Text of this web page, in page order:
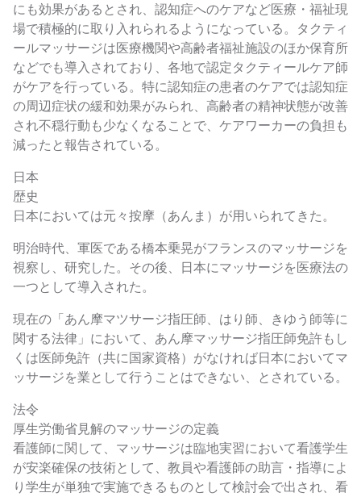
にも効果があるとされ、認知症へのケアなど医療・福祉現
場で積極的に取り入れられるようになっている。タクティ
ールマッサージは医療機関や高齢者福祉施設のほか保育所
などでも導入されており、各地で認定タクティールケア師
がケアを行っている。特に認知症の患者のケアでは認知症
の周辺症状の緩和効果がみられ、高齢者の精神状態が改善
され不穏行動も少なくなることで、ケアワーカーの負担も
減ったと報告されている。
日本
歴史
日本においては元々按摩（あんま）が用いられてきた。
明治時代、軍医である橋本乗晃がフランスのマッサージを
視察し、研究した。その後、日本にマッサージを医療法の
一つとして導入された。
現在の「あん摩マツサージ指圧師、はり師、きゆう師等に
関する法律」において、あん摩マッサージ指圧師免許もし
くは医師免許（共に国家資格）がなければ日本においてマ
ッサージを業として行うことはできない、とされている。
法令
厚生労働省見解のマッサージの定義
看護師に関して、マッサージは臨地実習において看護学生
が安楽確保の技術として、教員や看護師の助言・指導によ
り学生が単独で実施できるものとして検討会で出され、看